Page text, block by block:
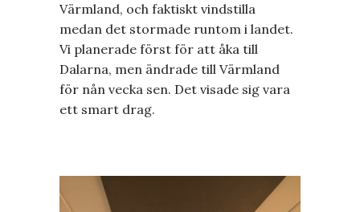
Värmland, och faktiskt vindstilla
medan det stormade runtom i landet.
Vi planerade först för att åka till
Dalarna, men ändrade till Värmland
för nån vecka sen. Det visade sig vara
ett smart drag.